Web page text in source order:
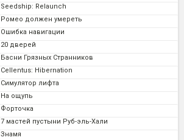
Seedship: Relaunch
Ромео должен умереть
Ошибка навигации
20 дверей
Басни Грязных Странников
Cellentus: Hibernation
Симулятор лифта
На ощупь
Форточка
7 мастей пустыни Руб-эль-Хали
Знамя